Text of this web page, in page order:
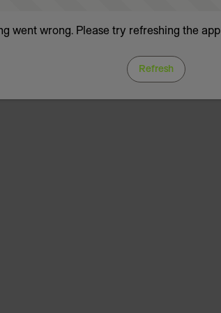
went wrong. Please try refreshing the app
Refresh